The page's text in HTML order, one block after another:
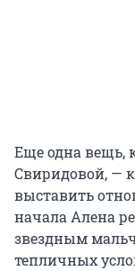
Еще одна вещь,
Свиридовой, —
выставить
начала Алена
звездным
тепличных